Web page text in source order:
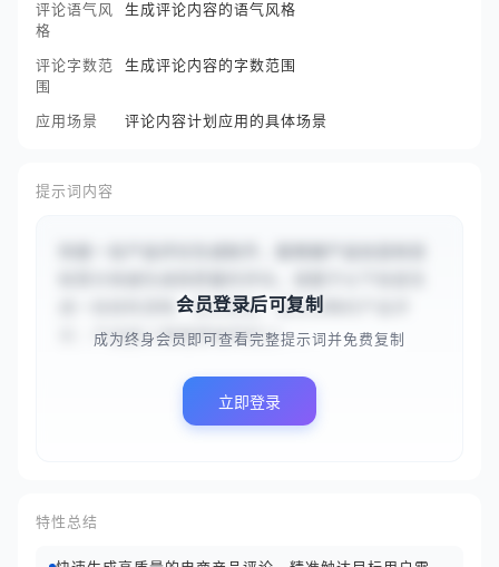
评论语气风
格
生成评论内容的语气风格
评论字数范
围
生成评论内容的字数范围
应用场景 评论内容计划应用的具体场景
提示词内容
成一段结构清晰、卖点突出、语言流畅的产品评
论：产品是{{智能降噪耳机}}...
会员登录后可复制
成为终身会员即可查看完整提示词并免费复制
立即登录
特性总结